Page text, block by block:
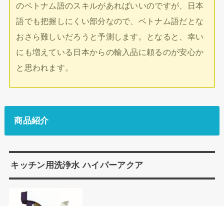
のベトナム語のスキルがあればいいのですが、日本
語でも把握しにくい部分なので、ベトナム語だとな
おさら難しいだろうと予測します。となると、幸い
にも増えている日本からの輸入品に頼るのが安心か
と思われます。
商品紹介
キッチン用洗浄水 ハイパーアクア